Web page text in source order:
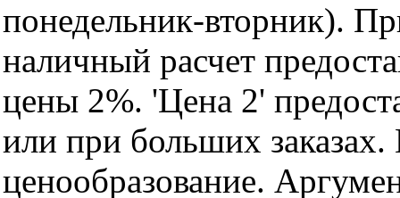
понедельник-вторник).
наличный расчет
цены 2%. 'Цена 2'
или при больших
ценообразование.